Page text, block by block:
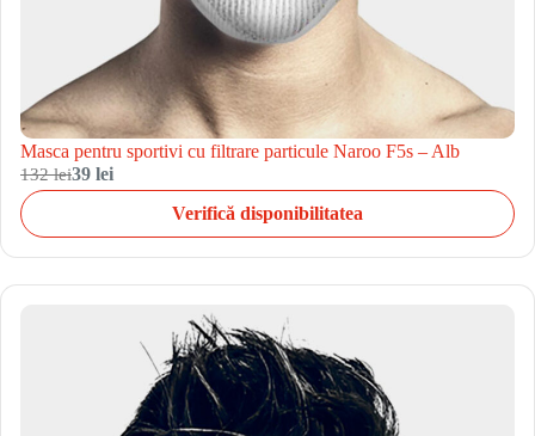
Masca pentru sportivi cu filtrare particule Naroo F5s – Alb
132 lei39 lei
Verifică disponibilitatea